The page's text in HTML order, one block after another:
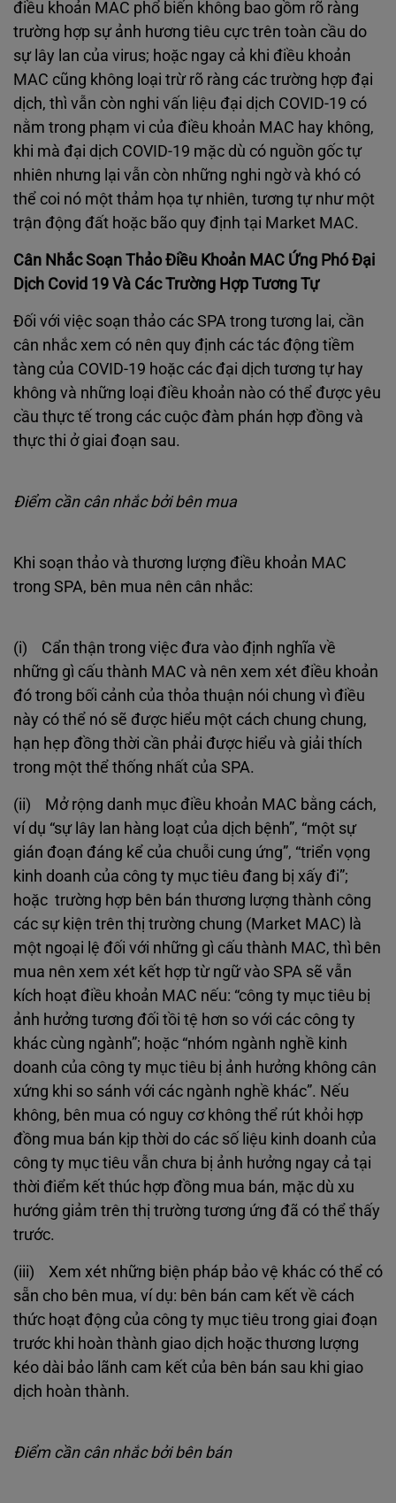
điều khoản MAC phổ biến không bao gồm rõ ràng
trường hợp sự ảnh hương tiêu cực trên toàn cầu do
sự lây lan của virus; hoặc ngay cả khi điều khoản
MAC cũng không loại trừ rõ ràng các trường hợp đại
dịch, thì vẫn còn nghi vấn liệu đại dịch COVID-19 có
nằm trong phạm vi của điều khoản MAC hay không,
khi mà đại dịch COVID-19 mặc dù có nguồn gốc tự
nhiên nhưng lại vẫn còn những nghi ngờ và khó có
thể coi nó một thảm họa tự nhiên, tương tự như một
trận động đất hoặc bão quy định tại Market MAC.
Cân Nhắc Soạn Thảo Điều Khoản MAC Ứng Phó Đại
Dịch Covid 19 Và Các Trường Hợp Tương Tự
Đối với việc soạn thảo các SPA trong tương lai, cần
cân nhắc xem có nên quy định các tác động tiềm
tàng của COVID-19 hoặc các đại dịch tương tự hay
không và những loại điều khoản nào có thể được yêu
cầu thực tế trong các cuộc đàm phán hợp đồng và
thực thi ở giai đoạn sau.
Điểm cần cân nhắc bởi bên mua
Khi soạn thảo và thương lượng điều khoản MAC
trong SPA, bên mua nên cân nhắc:
(i) Cẩn thận trong việc đưa vào định nghĩa về
những gì cấu thành MAC và nên xem xét điều khoản
đó trong bối cảnh của thỏa thuận nói chung vì điều
này có thể nó sẽ được hiểu một cách chung chung,
hạn hẹp đồng thời cần phải được hiểu và giải thích
trong một thể thống nhất của SPA.
(ii) Mở rộng danh mục điều khoản MAC bằng cách,
ví dụ “sự lây lan hàng loạt của dịch bệnh”, “một sự
gián đoạn đáng kể của chuỗi cung ứng”, “triển vọng
kinh doanh của công ty mục tiêu đang bị xấy đi”;
hoặc trường hợp bên bán thương lượng thành công
các sự kiện trên thị trường chung (Market MAC) là
một ngoại lệ đối với những gì cấu thành MAC, thì bên
mua nên xem xét kết hợp từ ngữ vào SPA sẽ vẫn
kích hoạt điều khoản MAC nếu: “công ty mục tiêu bị
ảnh hưởng tương đối tồi tệ hơn so với các công ty
khác cùng ngành”; hoặc “nhóm ngành nghề kinh
doanh của công ty mục tiêu bị ảnh hưởng không cân
xứng khi so sánh với các ngành nghề khác”. Nếu
không, bên mua có nguy cơ không thể rút khỏi hợp
đồng mua bán kịp thời do các số liệu kinh doanh của
công ty mục tiêu vẫn chưa bị ảnh hưởng ngay cả tại
thời điểm kết thúc hợp đồng mua bán, mặc dù xu
hướng giảm trên thị trường tương ứng đã có thể thấy
trước.
(iii) Xem xét những biện pháp bảo vệ khác có thể có
sẵn cho bên mua, ví dụ: bên bán cam kết về cách
thức hoạt động của công ty mục tiêu trong giai đoạn
trước khi hoàn thành giao dịch hoặc thương lượng
kéo dài bảo lãnh cam kết của bên bán sau khi giao
dịch hoàn thành.
Điểm cần cân nhắc bởi bên bán